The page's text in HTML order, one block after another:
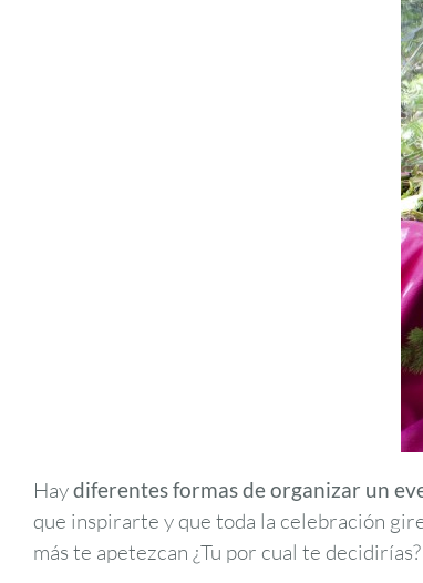
Haydiferentes formas de organizar un
que inspirarte y que toda la celebración
más te apetezcan ¿Tu por cual te decidirías?